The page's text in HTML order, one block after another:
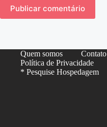
Publicar comentário
Quem somos Contato
Política de Privacidade
* Pesquise Hospedagem